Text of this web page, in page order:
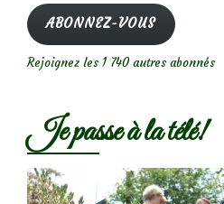
mail
ABONNEZ-VOUS
Rejoignez les 1 740 autres abonnés
Je passe à la télé!